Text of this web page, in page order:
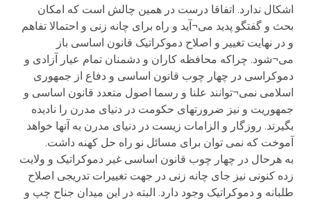
اشکال ندارد. اتفاقا درست در همین چالش است که امکان
بحث و گفتگو پدید می¬آید و راه برای چانه زنی و احتمالا تفاهم
و در نهایت تغییر و اصلاح دموکراتیک قانون اساسی باز
می¬شود. چراکه محافظه کاران و دشمنان تمام عیار آزادی و
دموکراسی در چهار چوب قانون اساسی و دفاع از جمهوری
اسلامی نمی¬توانند علنا و رسما اصول متعدد قانون اساسی و
جمهوریت و نیز ضرورتهای حکومت در دنیای مدرن را نادیده
بگیرند. روزگار و الزامات زیست در دنیای مدرن به آنها خواهد
آموخت که نمی توان برای مسائل نو راه حل کهنه داشت.
به هرحال در چهار چوب قانون اساسی غیر دموکراتیک و ولایت
زده کنونی نیز جای چانه زنی در جهت تغییرات تدریجی اصلاح
طلبانه و دموکراتیک وجود دارد. البته در این میدان جناح چپ و